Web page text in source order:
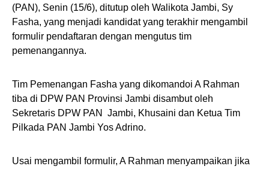
(PAN), Senin (15/6), ditutup oleh Walikota Jambi, Sy
Fasha, yang menjadi kandidat yang terakhir mengambil
formulir pendaftaran dengan mengutus tim
pemenangannya.
Tim Pemenangan Fasha yang dikomandoi A Rahman
tiba di DPW PAN Provinsi Jambi disambut oleh
Sekretaris DPW PAN Jambi, Khusaini dan Ketua Tim
Pilkada PAN Jambi Yos Adrino.
Usai mengambil formulir, A Rahman menyampaikan jika